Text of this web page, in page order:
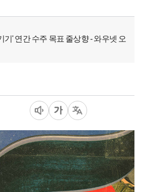
기' 연간 수주 목표 줄상향 - 와우넷 오